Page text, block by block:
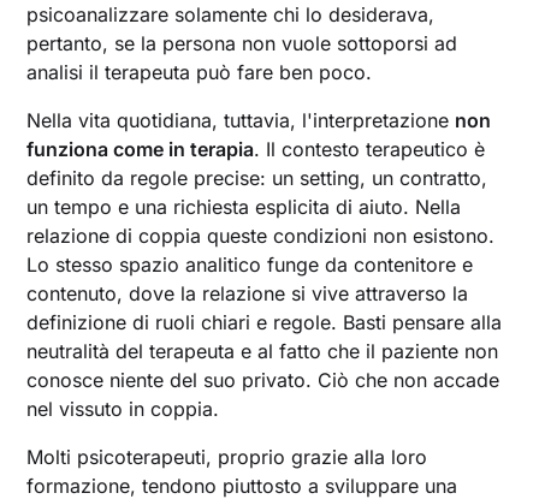
psicoanalizzare solamente chi lo desiderava,
pertanto, se la persona non vuole sottoporsi ad
analisi il terapeuta può fare ben poco.
Nella vita quotidiana, tuttavia, l'interpretazione non
funziona come in terapia. Il contesto terapeutico è
definito da regole precise: un setting, un contratto,
un tempo e una richiesta esplicita di aiuto. Nella
relazione di coppia queste condizioni non esistono.
Lo stesso spazio analitico funge da contenitore e
contenuto, dove la relazione si vive attraverso la
definizione di ruoli chiari e regole. Basti pensare alla
neutralità del terapeuta e al fatto che il paziente non
conosce niente del suo privato. Ciò che non accade
nel vissuto in coppia.
Molti psicoterapeuti, proprio grazie alla loro
formazione, tendono piuttosto a sviluppare una